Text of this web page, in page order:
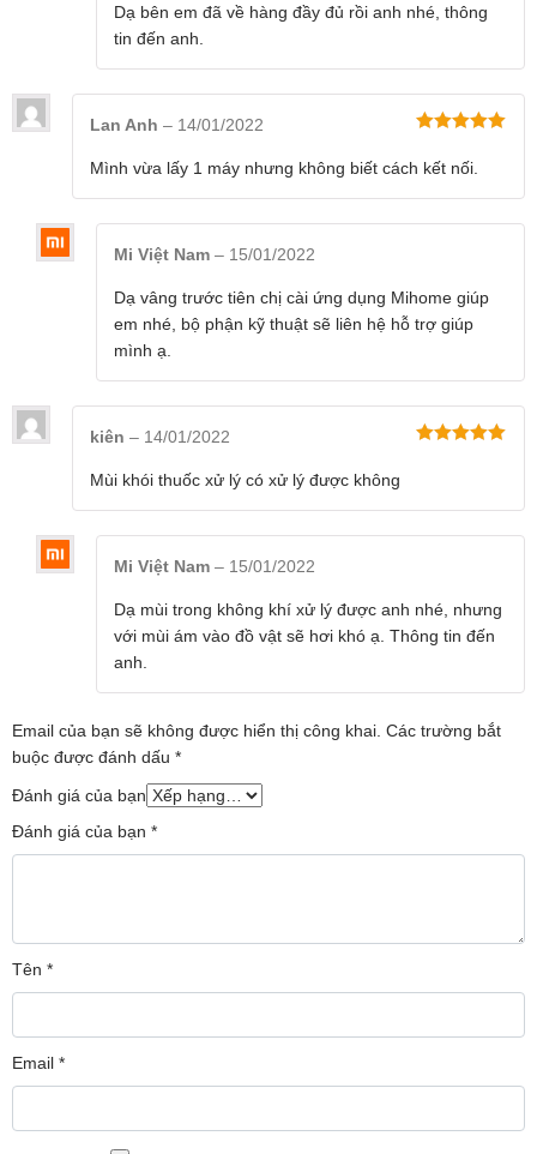
được thiết kế với công suất lọc CADR (Clean Air
Delivery Rate) cao, lên đến 400 m
lành, tươi mát, đem đến cảm giác thoải mái, tỉnh
Dạ bên em đã về hàng đầy đủ rồi anh nhé, thông
tin đến anh.
hạng
55
sao
Lan Anh – 14/01/2022
Mình vừa lấy 1 máy nhưng không biết cách kết nối.
Mi Việt Nam – 15/01/2022
Dạ vâng trước tiên chị cài ứng dụng Mihome giúp
em nhé, bộ phận kỹ thuật sẽ liên hệ hỗ trợ giúp
mình ạ.
kiên – 14/01/2022
Mùi khói thuốc xử lý có xử lý được không
Mi Việt Nam – 15/01/2022
Dạ mùi trong không khí xử lý được anh nhé, nhưng
với mùi ám vào đồ vật sẽ hơi khó ạ. Thông tin đến
anh.
Email của bạn sẽ không được hiển thị công khai. Các trường bắt
buộc được đánh dấu *
Đánh giá của bạn
Đánh giá của bạn *
Tên *
Email *